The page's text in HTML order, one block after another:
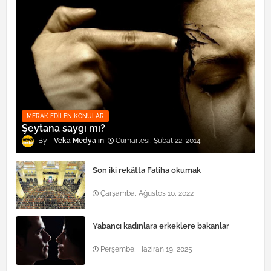
MERAK EDILEN KONULAR
Şeytana saygı mı?
Veka Medya Cumartesi, Şubat 22, 2014
Son iki rekâtta Fatiha okumak
Çarşamba, Ağustos 10, 2022
Yabancı kadınlara erkeklere bakanlar
Perşembe, Haziran 19, 2025